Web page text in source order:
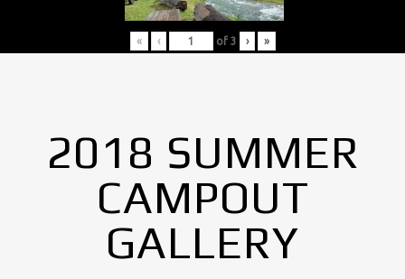
« ‹ of 3 › »
2018 SUMMER
CAMPOUT
GALLERY